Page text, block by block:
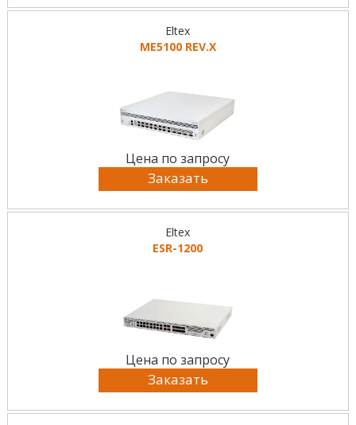
Eltex
ME5100 REV.X
Цена по запросу
Заказать
Eltex
ESR-1200
Цена по запросу
Заказать